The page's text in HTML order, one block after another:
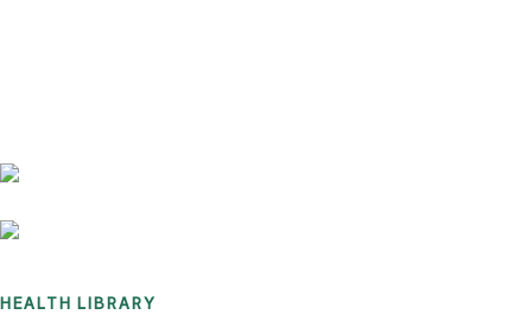
HEALTH LIBRARY